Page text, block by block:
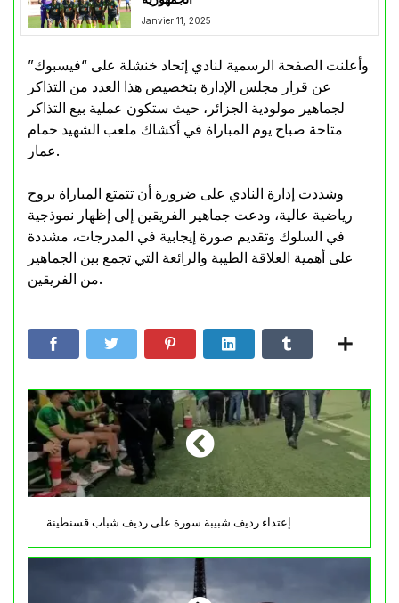
Janvier 11, 2025
وأعلنت الصفحة الرسمية لنادي إتحاد خنشلة على “فيسبوك”
عن قرار مجلس الإدارة بتخصيص هذا العدد من التذاكر
لجماهير مولودية الجزائر، حيث ستكون عملية بيع التذاكر
متاحة صباح يوم المباراة في أكشاك ملعب الشهيد حمام
عمار.
وشددت إدارة النادي على ضرورة أن تتمتع المباراة بروح
رياضية عالية، ودعت جماهير الفريقين إلى إظهار نموذجية
في السلوك وتقديم صورة إيجابية في المدرجات، مشددة
على أهمية العلاقة الطيبة والرائعة التي تجمع بين الجماهير
من الفريقين.
إعتداء رديف شبيبة سورة على رديف شباب قسنطينة